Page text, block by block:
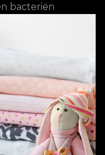
bacteriën